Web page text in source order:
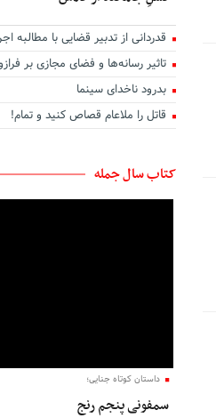
قدردانی از تدبیر قضایی با مطالبه
تاثیر رسانه‌ها و فضای مجازی بر
بدرود ناخدای سینما
قاتل را ملاعام قصاص کنید و تمام!
کتاب سال جمله
داستان کوتاه جنایی؛
سمفونی پنجم رنج